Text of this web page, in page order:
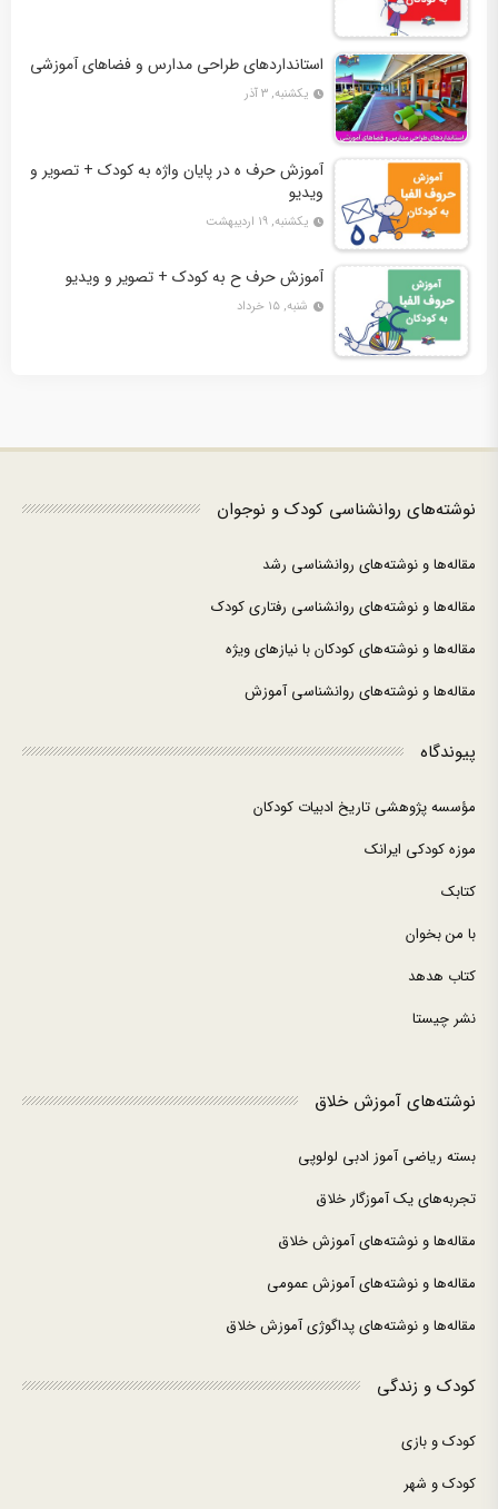
استانداردهای طراحی مدارس و فضاهای آموزشی
یکشنبه, ۳ آذر
آموزش حرف ه در پایان واژه به کودک + تصویر و
ویدیو
یکشنبه, ۱۹ اردیبهشت
آموزش حرف ح به کودک + تصویر و ویدیو
شنبه, ۱۵ خرداد
نوشته‌های روانشناسی کودک و نوجوان
مقاله‌ها و نوشته‌های روانشناسی رشد
مقاله‌ها و نوشته‌های روانشناسی رفتاری کودک
مقاله‌ها و نوشته‌های کودکان با نیازهای ویژه
مقاله‌ها و نوشته‌های روانشناسی آموزش
پیوندگاه
مؤسسه پژوهشی تاریخ ادبیات کودکان
موزه کودکی ایرانک
کتابک
با من بخوان
کتاب هدهد
نشر چیستا
نوشته‌های آموزش خلاق
بسته ریاضی آموز ادبی لولوپی
تجربه‌های یک آموزگار خلاق
مقاله‌ها و نوشته‌های آموزش خلاق
مقاله‌ها و نوشته‌های آموزش عمومی
مقاله‌ها و نوشته‌های پداگوژی آموزش خلاق
کودک و زندگی
کودک و بازی
کودک و شهر